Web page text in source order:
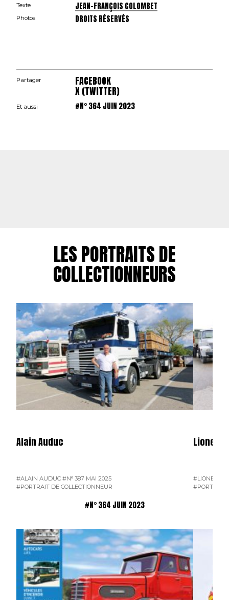
Texte JEAN-FRANÇOIS COLOMBET
Photos DROITS RÉSERVÉS
Partager FACEBOOK
X (TWITTER)
Et aussi #N° 364 JUIN 2023
LES PORTRAITS DE
COLLECTIONNEURS
Alain Auduc
#ALAIN AUDUC #N° 387 MAI 2025
#PORTRAIT DE COLLECTIONNEUR
Lionel
#LIONEL
#PORTRAIT
#N° 364 JUIN 2023